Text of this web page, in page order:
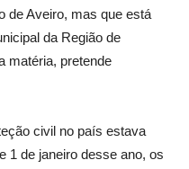
de Aveiro, mas que está
da Região de
matéria, pretende
civil no país estava
1 de janeiro desse ano, os